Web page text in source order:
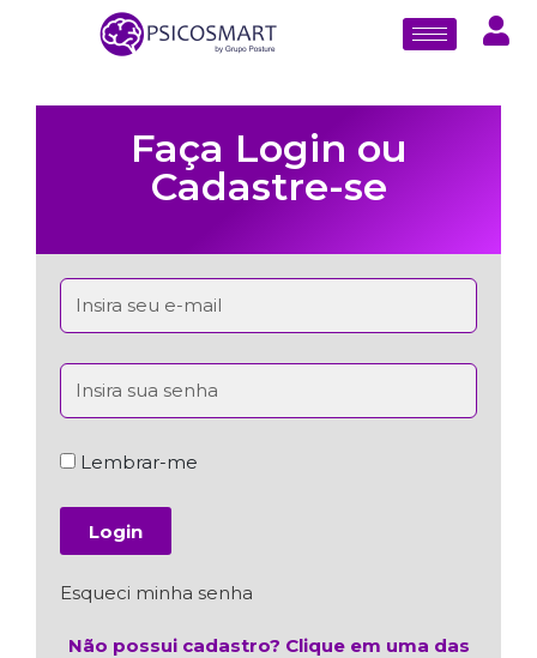
Faça Login ou
Cadastre-se
Lembrar-me
Login
Esqueci minha senha
Não possui cadastro? Clique em uma das